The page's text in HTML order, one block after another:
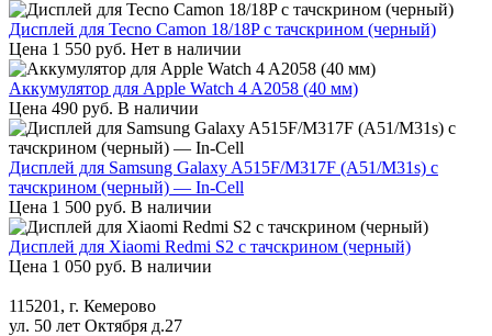
Дисплей для Tecno Camon 18/18P с тачскрином (черный)
Цена 1 550 руб. Нет в наличии
Аккумулятор для Apple Watch 4 A2058 (40 мм)
Цена 490 руб. В наличии
Дисплей для Samsung Galaxy A515F/M317F (A51/M31s) с
тачскрином (черный) — In-Cell
Цена 1 500 руб. В наличии
Дисплей для Xiaomi Redmi S2 с тачскрином (черный)
Цена 1 050 руб. В наличии
115201, г. Кемерово
ул. 50 лет Октября д.27